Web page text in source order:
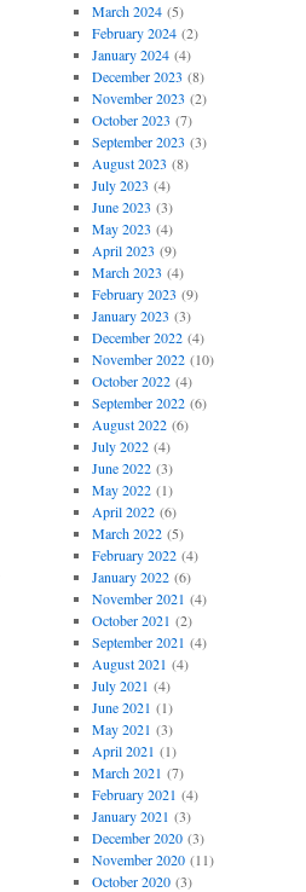
March 2024(5)
February 2024(2)
January 2024(4)
December 2023 (8)
November 2023 (2)
October 2023 (7)
September 2023 (3)
August 2023 (8)
July 2023 (4)
June 2023 (3)
May 2023 (4)
April 2023 (9)
March 2023 (4)
February 2023 (9)
January 2023 (3)
December 2022(4)
November 2022(10)
October 2022(4)
September 2022(6)
August 2022(6)
July 2022(4)
June 2022(3)
May 2022(1)
April 2022(6)
March 2022(5)
February 2022(4)
January 2022(6)
November 2021 (4)
October 2021 (2)
September 2021 (4)
August 2021 (4)
July 2021 (4)
June 2021 (1)
May 2021 (3)
April 2021 (1)
March 2021 (7)
February 2021 (4)
January 2021 (3)
December 2020(3)
November 2020(11)
October 2020(3)